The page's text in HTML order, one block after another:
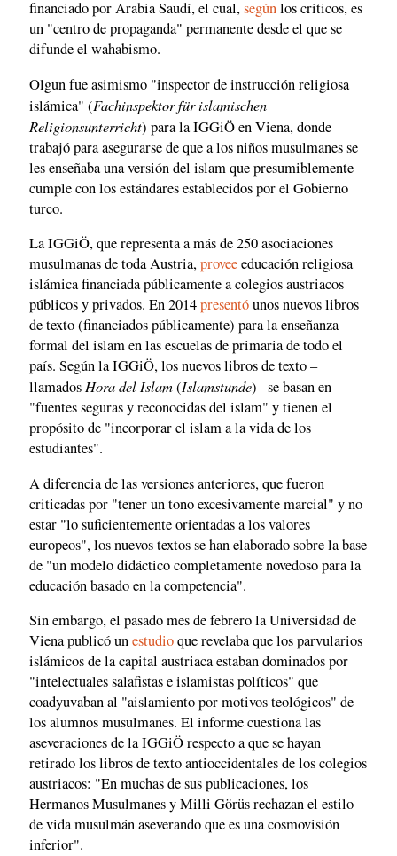
financiado por Arabia Saudí, el cual,segúnlos críticos, es
un "centro de propaganda" permanente desde el que se
difunde el wahabismo.
Olgun fue asimismo "inspector de instrucción religiosa
islámica" (Fachinspektor für islamischen
Religionsunterricht) para la IGGiÖ en Viena, donde
trabajó para asegurarse de que a los niños musulmanes se
les enseñaba una versión del islam que presumiblemente
cumple con los estándares establecidos por el Gobierno
turco.
La IGGiÖ, que representa a más de 250 asociaciones
musulmanas de toda Austria,proveeeducación religiosa
islámica financiada públicamente a colegios austriacos
públicos y privados. En 2014presentóunos nuevos libros
de texto (financiados públicamente) para la enseñanza
formal del islam en las escuelas de primaria de todo el
país. Según la IGGiÖ, los nuevos libros de texto –
llamados Hora del Islam(Islamstunde)– se basan en
"fuentes seguras y reconocidas del islam" y tienen el
propósito de "incorporar el islam a la vida de los
estudiantes".
A diferencia de las versiones anteriores, que fueron
criticadas por "tener un tono excesivamente marcial" y no
estar "lo suficientemente orientadas a los valores
europeos", los nuevos textos se han elaborado sobre la base
de "un modelo didáctico completamente novedoso para la
educación basado en la competencia".
Sin embargo, el pasado mes de febrero la Universidad de
Viena publicó unestudioque revelaba que los parvularios
islámicos de la capital austriaca estaban dominados por
"intelectuales salafistas e islamistas políticos" que
coadyuvaban al "aislamiento por motivos teológicos" de
los alumnos musulmanes. El informe cuestiona las
aseveraciones de la IGGiÖ respecto a que se hayan
retirado los libros de texto antioccidentales de los colegios
austriacos: "En muchas de sus publicaciones, los
Hermanos Musulmanes y Milli Görüs rechazan el estilo
de vida musulmán aseverando que es una cosmovisión
inferior".